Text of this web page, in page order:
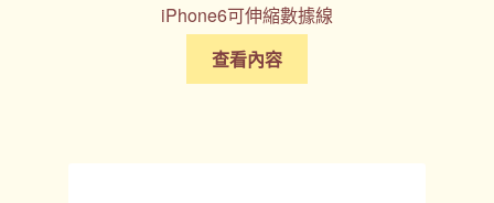
iPhone6​​可伸縮數據線
查看內容